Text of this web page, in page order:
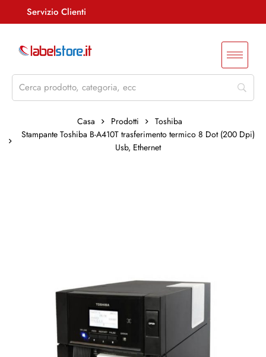
Servizio Clienti
Whatsapp: 3290548762
Casa Prodotti
Toshiba
Stampante Toshiba B-A410T trasferimento termico 8 Dot (200 Dpi)
Usb, Ethernet